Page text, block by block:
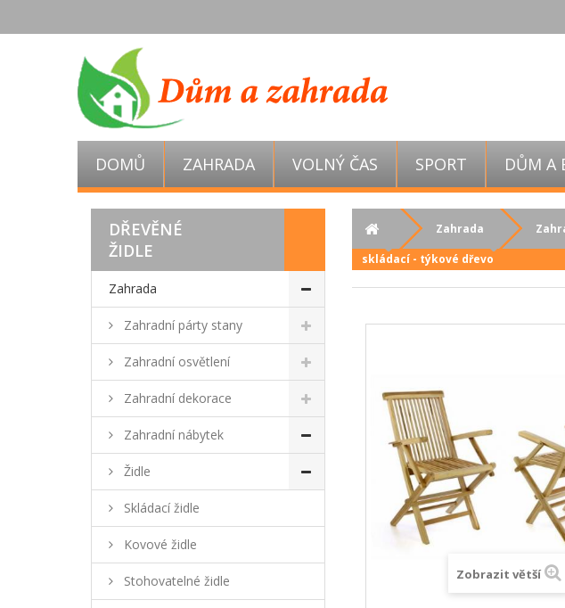
DOMŮ ZAHRADA VOLNÝ ČAS SPORT DŮM A
DŘEVĚNÉ
ŽIDLE
Zahrada
Zahradní párty stany
Zahradní osvětlení
Zahradní dekorace
Zahradní nábytek
Židle
Skládací židle
Kovové židle
Stohovatelné židle
Zahrada
skládací - týkové dřevo
Zobrazit větší